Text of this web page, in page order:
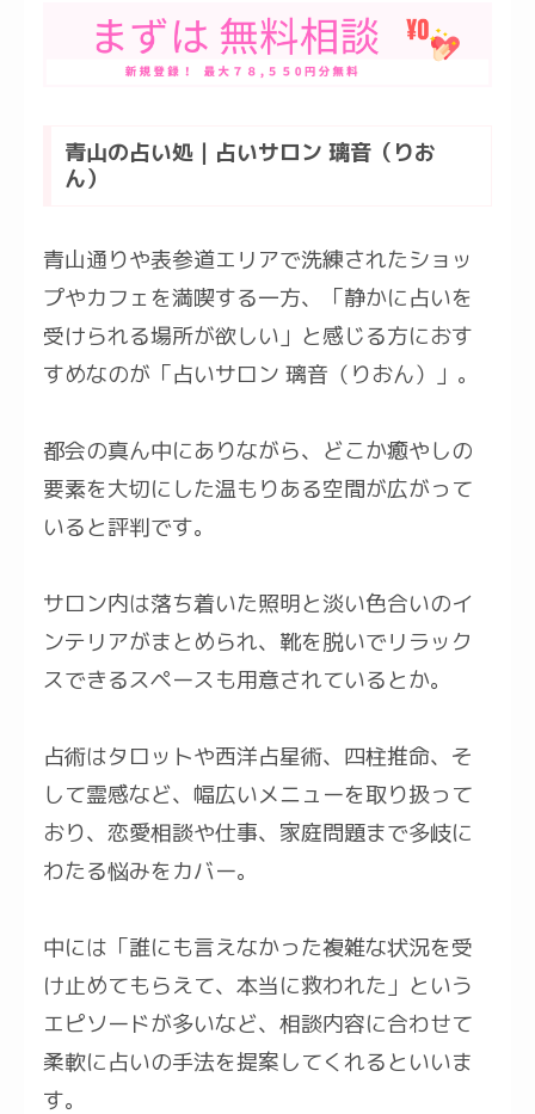
青山の占い処｜占いサロン 璃音（りお
ん）
青山通りや表参道エリアで洗練されたショッ
プやカフェを満喫する一方、「静かに占いを
受けられる場所が欲しい」と感じる方におす
すめなのが「占いサロン 璃音（りおん）」。
都会の真ん中にありながら、どこか癒やしの
要素を大切にした温もりある空間が広がって
いると評判です。
サロン内は落ち着いた照明と淡い色合いのイ
ンテリアがまとめられ、靴を脱いでリラック
スできるスペースも用意されているとか。
占術はタロットや西洋占星術、四柱推命、そ
して霊感など、幅広いメニューを取り扱って
おり、恋愛相談や仕事、家庭問題まで多岐に
わたる悩みをカバー。
中には「誰にも言えなかった複雑な状況を受
け止めてもらえて、本当に救われた」という
エピソードが多いなど、相談内容に合わせて
柔軟に占いの手法を提案してくれるといいま
す。